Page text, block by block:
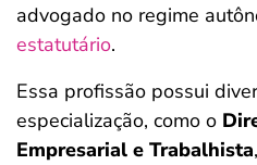
advogado no regime
estatutário.
Essa profissão possui
especialização, como o
Empresarial e Trabalhista